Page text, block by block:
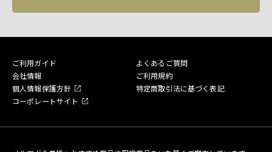
ご利用ガイド
よくあるご質問
会社情報
ご利用規約
個人情報保護方針
特定商取引法に基づく表記
コーポレートサイト